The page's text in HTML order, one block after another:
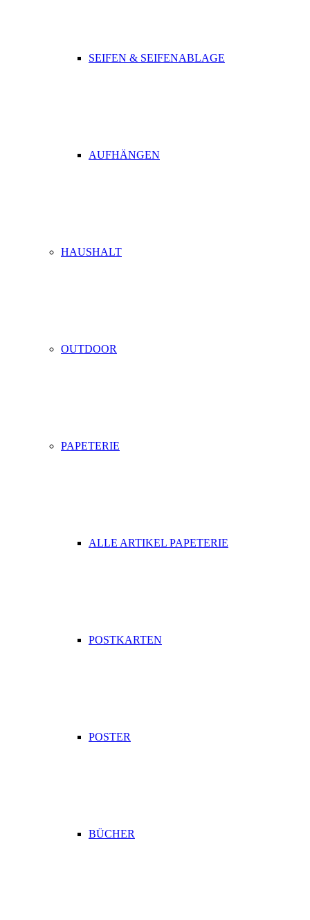
SEIFEN & SEIFENABLAGE
AUFHÄNGEN
HAUSHALT
OUTDOOR
PAPETERIE
ALLE ARTIKEL PAPETERIE
POSTKARTEN
POSTER
BÜCHER